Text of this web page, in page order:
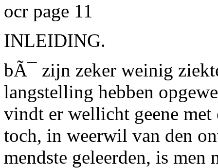
ocr page 11
INLEIDING.
bÃ¯ zijn zeker weinig
langstelling hebben
vindt er wellicht geene
toch, in weerwil van den
mendste geleerden, is